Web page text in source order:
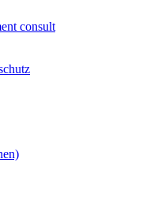
consult